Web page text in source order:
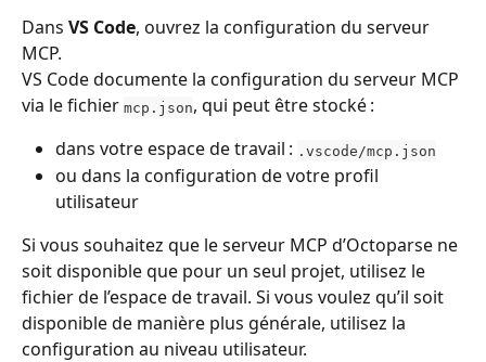
Dans VS Code, ouvrez la configuration du serveur
MCP.
VS Code documente la configuration du serveur MCP
via le fichier mcp.json, qui peut être stocké :
dans votre espace de travail : .vscode/mcp.json
ou dans la configuration de votre profil
utilisateur
Si vous souhaitez que le serveur MCP d’Octoparse ne
soit disponible que pour un seul projet, utilisez le
fichier de l’espace de travail. Si vous voulez qu’il soit
disponible de manière plus générale, utilisez la
configuration au niveau utilisateur.